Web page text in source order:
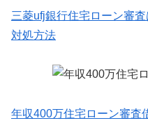
三菱ufj銀行住宅ローン審
対処方法
年収400万住宅ローン審査